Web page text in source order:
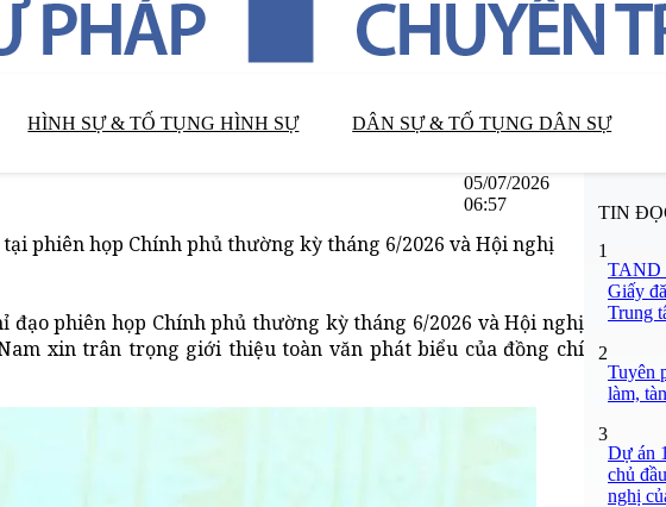
HÌNH SỰ & TỐ TỤNG HÌNH SỰ DÂN SỰ & TỐ TỤNG DÂN SỰ
05/07/2026
06:57
phiên họp Chính phủ thường kỳ tháng 6/2026 và Hội nghị
đạo phiên họp Chính phủ thường kỳ tháng 6/2026 và Hội nghị
xin trân trọng giới thiệu toàn văn phát biểu của đồng chí
TIN
1
TAND
Giấy
Trung
2
Tuyên
làm,
3
Dự án
chủ
nghị